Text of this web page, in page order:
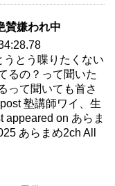
賛嫌われ中
うとう喋りたくない
るの？って聞いた
って聞いても首さ
塾講師ワイ、生
appeared on あらま
あらまめ2ch All